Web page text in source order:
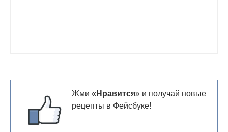
Жми « Нравится» и получай новые
рецепты в Фейсбуке!